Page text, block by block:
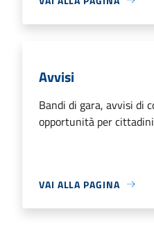
Avvisi
Bandi di gara, avvisi di
opportunità per
VAI ALLA PAGINA